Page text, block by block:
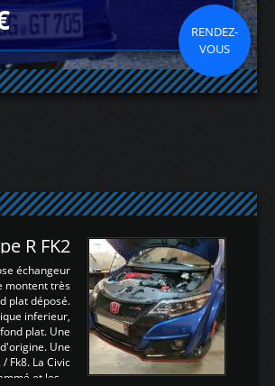
RENDEZ-
VOUS
R FK2
échangeur
montent très
plat déposé.
inferieur,
plat. Une
Une
Fk8. La Civic
et les ...